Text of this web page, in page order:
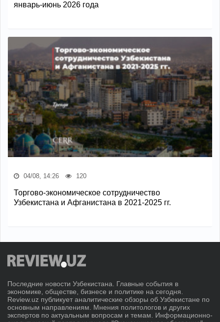
январь-июнь 2026 года
04/08, 14:26 120
Торгово-экономическое сотрудничество
Узбекистана и Афганистана в 2021-2025 гг.
Последние новости Узбекистана. Главные события в
экономике, обществе, бизнесе и политике на сегодня.
Review.uz публикует аналитические обзоры об Узбекистане по
основным направлениям. Мнения политологов и других
экспертов по актуальным вопросам и темам. Информационно-